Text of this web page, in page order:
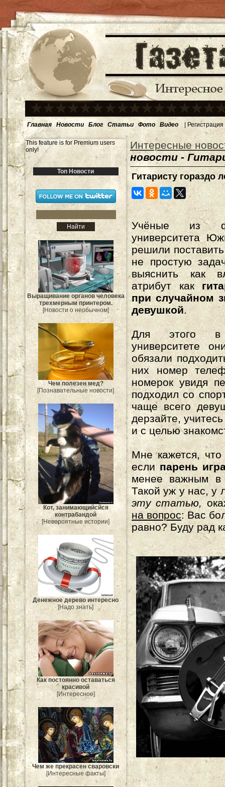
Главная Новости Блог Статьи Фото Видео | Регистрация
This feature is for Premium users
only!
Топ Новости
Выращивание органов человека
трехмерным принтером.
[Новости о необычном]
Чем полезен мед?
[Познавательные новости]
Кот, занимающийсйся
контрабандой
[Невероятные истории]
Денежное дерево интересно
[Надо знать]
Как постоянно оставаться
красивой
[Интересное]
Чем же прекрасен сваровски
[Интересные факты]
Интересные
новости -
Гитаристу гораздо
Учёные из
университета
решили
не простую
выяснить как
атрибут как
при случайном
девушкой.
Для этого
университете
обязали
них номер
номерок увидя
подходил со
чаще всего
дерзайте,
и с целью
Мне кажется, что
если парень
менее важным в
Такой уж у нас, у
эту статью,
на вопрос: Вас
равно? Буду рад